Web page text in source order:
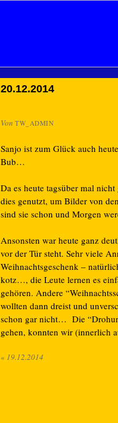
20.12.2014
Von TW_ADMIN
Sanjo ist zum Glück auch
Bub…
Da es heute tagsüber mal
dies genutzt, um Bilder von
sind sie schon und Morgen
Ansonsten war heute ganz
vor der Tür steht. Sehr viele
Weihnachtsgeschenk –
kotz…, die Leute lernen es
gehören. Andere
wollten dann dreist und
schon gar nicht… Die
gehen, konnten wir (innerlich
« 19.12.2014